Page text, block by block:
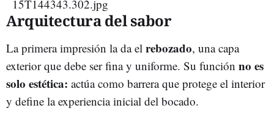
Arquitectura del sabor
La primera impresión la da el rebozado, una capa
exterior que debe ser fina y uniforme. Su función no es
solo estética: actúa como barrera que protege el interior
y define la experiencia inicial del bocado.